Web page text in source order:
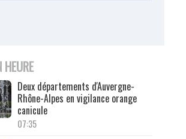
HEURE
Deux départements d'Auvergne-
Rhône-Alpes en vigilance orange
canicule
07:35